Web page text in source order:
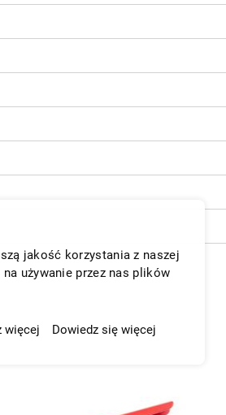
jakość korzystania z naszej
używanie przez nas plików
więcej Dowiedz się więcej